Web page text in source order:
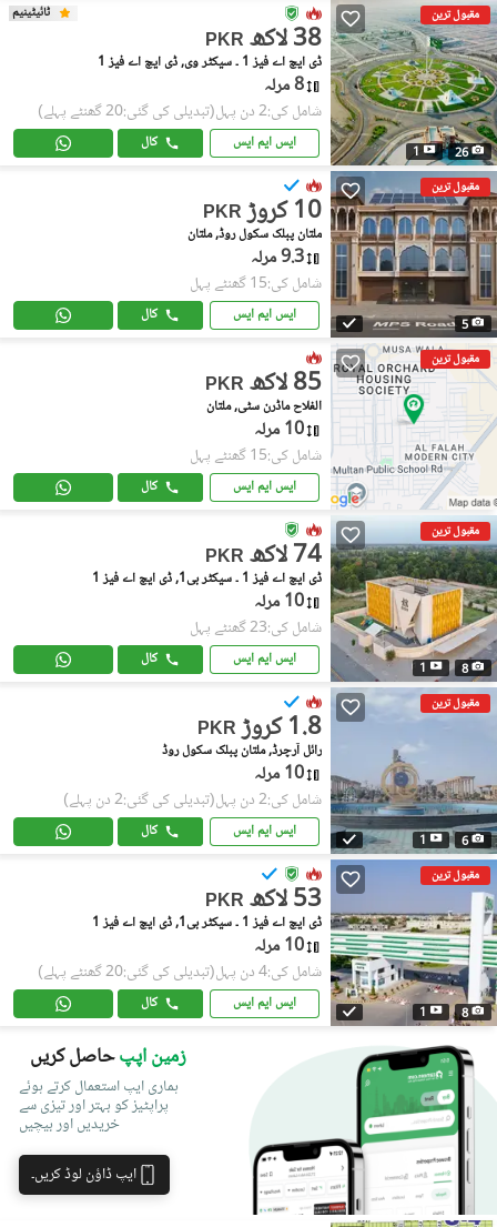
مقبول ترین
26
1
ٹائیٹینیم
PKR 38 لاکھ
ڈی ایچ اے فیز 1 ۔ سیکٹر وی, ڈی ایچ اے فیز 1
8 مرلہ
شامل کی:2 دن پہل (تبدیلی کی گئی:20 گھنٹے پہلے)
ایس ایم ایس کال
مقبول ترین
5
PKR 10 کروڑ
ملتان پبلک سکول روڈ, ملتان
9.3 مرلہ
شامل کی:15 گھنٹے پہل
ایس ایم ایس کال
مقبول ترین
PKR 85 لاکھ
الفلاح ماڈرن سٹی, ملتان
10 مرلہ
شامل کی:15 گھنٹے پہل
ایس ایم ایس کال
مقبول ترین
8
1
PKR 74 لاکھ
ڈی ایچ اے فیز 1 ۔ سیکٹر بی1, ڈی ایچ اے فیز 1
10 مرلہ
شامل کی:23 گھنٹے پہل
ایس ایم ایس کال
مقبول ترین
6
1
PKR 1.8 کروڑ
رائل آرچرڈ, ملتان پبلک سکول روڈ
10 مرلہ
شامل کی:2 دن پہل (تبدیلی کی گئی:2 دن پہلے)
ایس ایم ایس کال
مقبول ترین
8
1
PKR 53 لاکھ
ڈی ایچ اے فیز 1 ۔ سیکٹر بی1, ڈی ایچ اے فیز 1
10 مرلہ
شامل کی:4 دن پہل (تبدیلی کی گئی:20 گھنٹے پہلے)
ایس ایم ایس کال
زمین اپپحاصل کریں
ہماری ایپ استعمال کرتے ہوئے
پراپٹیز کو بہتر اور تیزی سے
خریدیں اور بیچیں
ایپ ڈاؤن لوڈ کریں۔